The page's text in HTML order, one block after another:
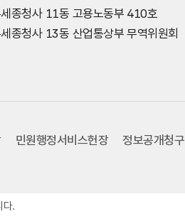
종청사 11동 고용노동부 410호
종청사 13동 산업통상부 무역위원회
민원행정서비스헌장 정보공개청구
다.